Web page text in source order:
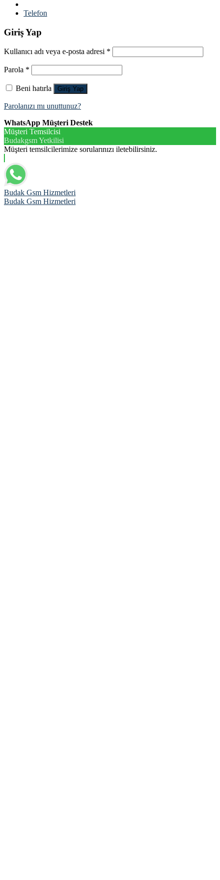
Telefon
Giriş Yap
Kullanıcı adı veya e-posta adresi *
Parola *
Beni hatırla Giriş Yap
Parolanızı mı unuttunuz?
WhatsApp Müşteri Destek
Müşteri Temsilcisi
Budakgsm Yetkilisi
Müşteri temsilcilerimize sorularınızı iletebilirsiniz.
Budak Gsm Hizmetleri
Budak Gsm Hizmetleri